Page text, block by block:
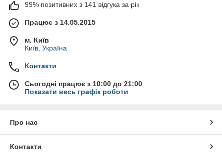
завжди залишають про неї хороші відгуки. Не відкладайте
важливих рішень щодо ремонту на завтра, замовляйте
високоякісний, перевірений часом виріб прямо сьогодні, щоб
якнайшвидше насолодитися комфортом оновленого
басейну!
99% позитивних з 141 відгука за рік
Працює з 14.05.2015
м. Київ
Київ, Україна
Контакти
Сьогодні працює з 10:00 до 21:00
Показати весь графік роботи
Про нас
Контакти